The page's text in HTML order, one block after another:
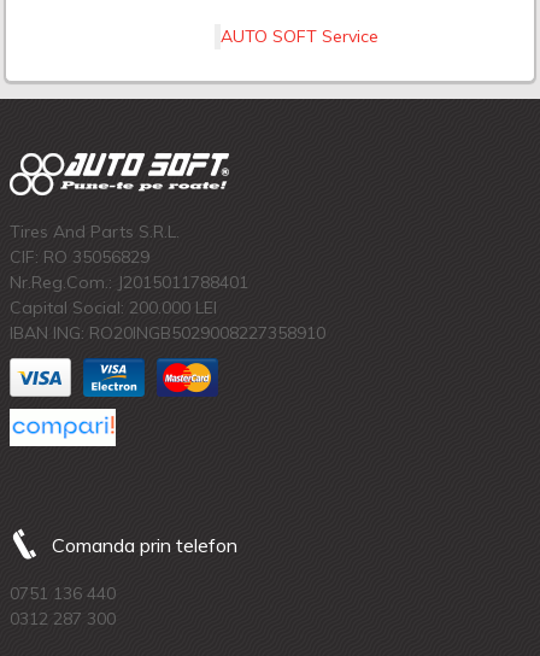
AUTO SOFT Service
Tires And Parts S.R.L.
CIF: RO 35056829
Nr.Reg.Com.: J2015011788401
Capital Social: 200.000 LEI
IBAN ING: RO20INGB5029008227358910
Comanda prin telefon
0751 136 440
0312 287 300